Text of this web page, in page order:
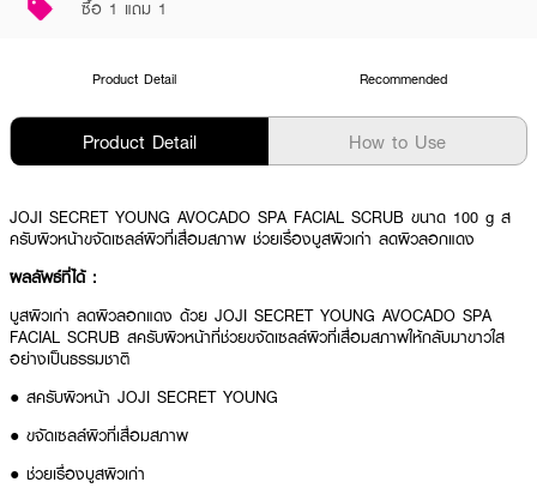
ซื้อ 1 แถม 1
Product Detail Recommended
Product Detail How to Use
JOJI SECRET YOUNG AVOCADO SPA FACIAL SCRUB ขนาด 100 g ส
ครับผิวหน้าขจัดเซลล์ผิวที่เสื่อมสภาพ ช่วยเรื่องบูสผิวเก่า ลดผิวลอกแดง
ผลลัพธ์ที่ได้ :
บูสผิวเก่า ลดผิวลอกแดง ด้วย JOJI SECRET YOUNG AVOCADO SPA
FACIAL SCRUB สครับผิวหน้าที่ช่วยขจัดเซลล์ผิวที่เสื่อมสภาพให้กลับมาขาวใส
อย่างเป็นธรรมชาติ
● สครับผิวหน้า JOJI SECRET YOUNG
● ขจัดเซลล์ผิวที่เสื่อมสภาพ
● ช่วยเรื่องบูสผิวเก่า